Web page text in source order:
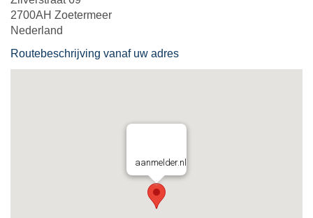
2700AH Zoetermeer
Nederland
Routebeschrijving vanaf uw adres
aanmelder.nl